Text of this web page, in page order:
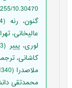
10.30470/er.2024.2012552.1255.
عالیخانی،
کاشانی،
محمدتقی